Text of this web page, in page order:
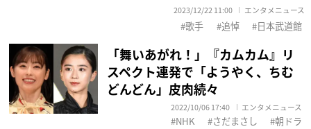
2023/12/22 11:00 エンタメニュース
歌手 追悼 日本武道館
「舞いあがれ！」『カムカム』リ
スペクト連発で「ようやく、ちむ
どんどん」皮肉続々
2022/10/06 17:40 エンタメニュース
NHK さだまさし 朝ドラ